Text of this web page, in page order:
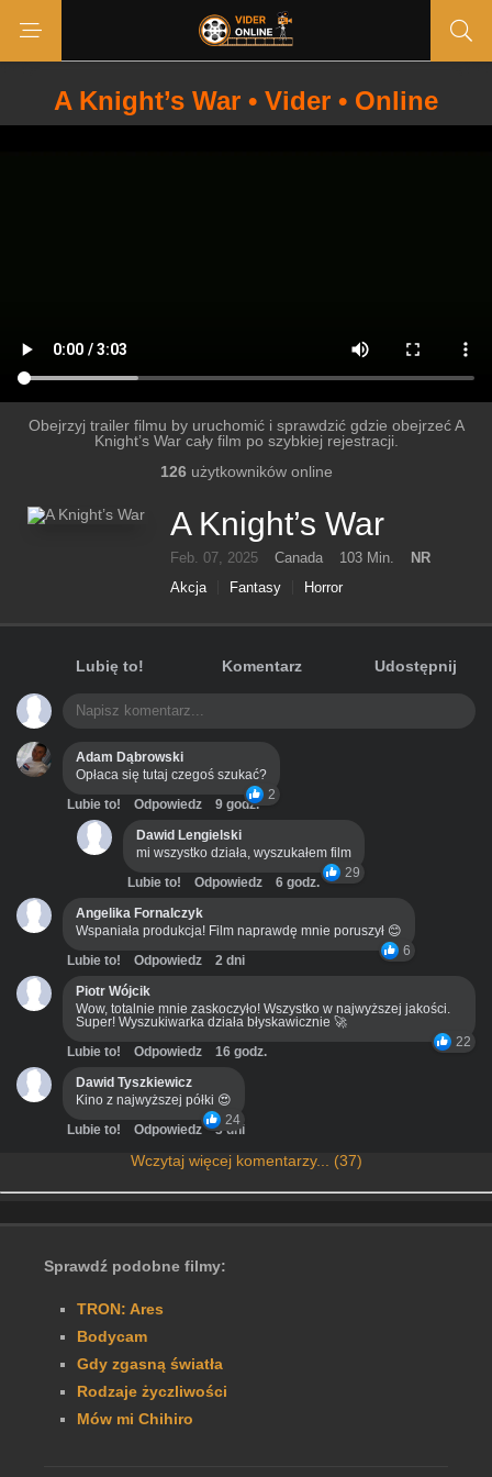
A Knight’s War • Vider • Online
Obejrzyj trailer filmu by uruchomić i sprawdzić gdzie obejrzeć A
Knight’s War cały film po szybkiej rejestracji.
126użytkowników online
A Knight’s War
Feb. 07, 2025 Canada 103 Min.
NR
Akcja
Fantasy Horror
Lubię to! Komentarz Udostępnij
Adam Dąbrowski
Opłaca się tutaj czegoś szukać?
2
Lubie to! Odpowiedz
9 godz.
Dawid Lengielski
mi wszystko działa, wyszukałem film
29
Lubie to! Odpowiedz
6 godz.
Angelika Fornalczyk
Wspaniała produkcja! Film naprawdę mnie poruszył 😊
6
Lubie to! Odpowiedz
2 dni
Piotr Wójcik
Wow, totalnie mnie zaskoczyło! Wszystko w najwyższej jakości.
Super! Wyszukiwarka działa błyskawicznie 🚀
22
Lubie to! Odpowiedz
16 godz.
Dawid Tyszkiewicz
Kino z najwyższej półki 😍
24
Lubie to! Odpowiedz 3 dni
Wczytaj więcej komentarzy... (37)
Sprawdź podobne filmy:
TRON: Ares
Bodycam
Gdy zgasną światła
Rodzaje życzliwości
Mów mi Chihiro